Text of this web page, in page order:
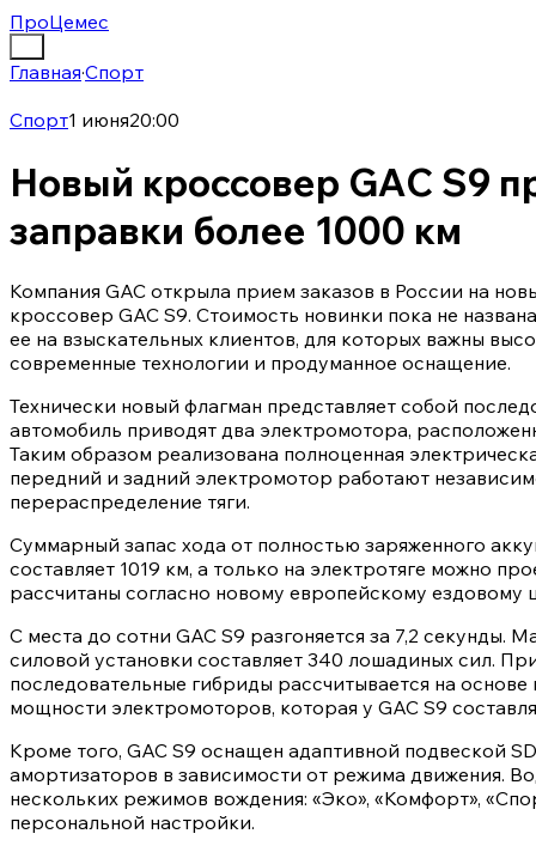
ПроЦемес
Главная·Спорт
Спорт1 июня20:00
Новый кроссовер GAC S9
заправки более 1000 км
Компания GAC открыла прием заказов в России на
кроссовер GAC S9. Стоимость новинки пока не
ее на взыскательных клиентов, для которых важны
современные технологии и продуманное оснащение.
Технически новый флагман представляет собой
автомобиль приводят два электромотора,
Таким образом реализована полноценная
передний и задний электромотор работают
перераспределение тяги.
Суммарный запас хода от полностью заряженного
составляет 1019 км, а только на электротяге можно
рассчитаны согласно новому европейскому ездовому
С места до сотни GAC S9 разгоняется за 7,2 секунды.
силовой установки составляет 340 лошадиных сил.
последовательные гибриды рассчитывается на
мощности электромоторов, которая у GAC S9
Кроме того, GAC S9 оснащен адаптивной подвеской
амортизаторов в зависимости от режима движения.
нескольких режимов вождения: «Эко», «Комфорт»,
персональной настройки.